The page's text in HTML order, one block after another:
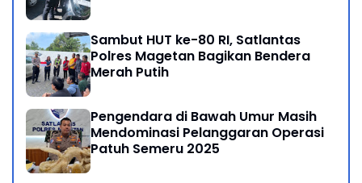
Sambut HUT ke-80 RI, Satlantas
Polres Magetan Bagikan Bendera
Merah Putih
Pengendara di Bawah Umur Masih
Mendominasi Pelanggaran Operasi
Patuh Semeru 2025